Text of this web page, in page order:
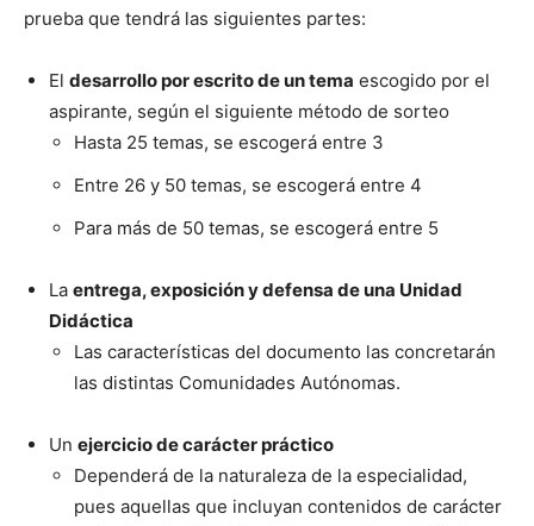
prueba que tendrá las siguientes partes:
El desarrollo por escrito de un tema escogido por el
aspirante, según el siguiente método de sorteo
Hasta 25 temas, se escogerá entre 3
Entre 26 y 50 temas, se escogerá entre 4
Para más de 50 temas, se escogerá entre 5
La entrega, exposición y defensa de una Unidad
Didáctica
Las características del documento las concretarán
las distintas Comunidades Autónomas.
Un ejercicio de carácter práctico
Dependerá de la naturaleza de la especialidad,
pues aquellas que incluyan contenidos de carácter